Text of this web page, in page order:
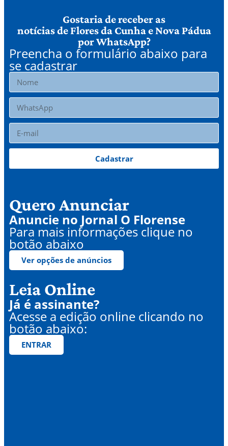
Gostaria de receber as
notícias de Flores da Cunha e Nova Pádua
por WhatsApp?
Preencha o formulário abaixo para
se cadastrar
Cadastrar
Quero Anunciar
Anuncie no Jornal O Florense
Para mais informações clique no
botão abaixo
Ver opções de anúncios
Leia Online
Já é assinante?
Acesse a edição online clicando no
botão abaixo:
ENTRAR